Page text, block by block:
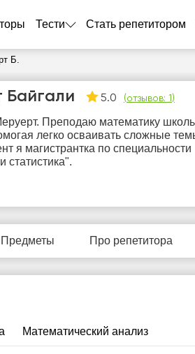
Тести Стать репетитором
Б.
Байгали 5.0 (отзывов: 1 )
Преподаю математику
легко осваивать сложные
я магистрантка по специальности
статистика".
Предметы Про репетитора
Математический анализ
11
12
Нет
свободных
Нет
свободных